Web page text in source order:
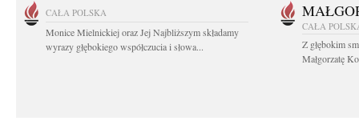
CAŁA POLSKA
Monice Mielnickiej oraz Jej Najbliższym składamy
wyrazy głębokiego współczucia i słowa...
CAŁA
Z głębokim
Małgorzatę